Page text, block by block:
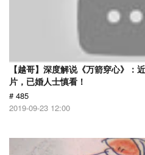
【越哥】深度解说《万箭穿心》：
片，已婚人士慎看！
# 485
2019-09-23 12:00